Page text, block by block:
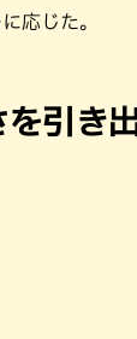
応じた。
引き